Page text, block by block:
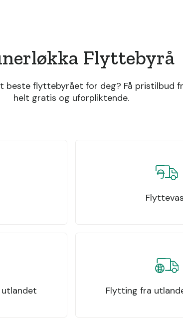
Flyttebyrå
beste flyttebyrået for deg? Få pristilbud
helt gratis og uforpliktende.
Flytting fra